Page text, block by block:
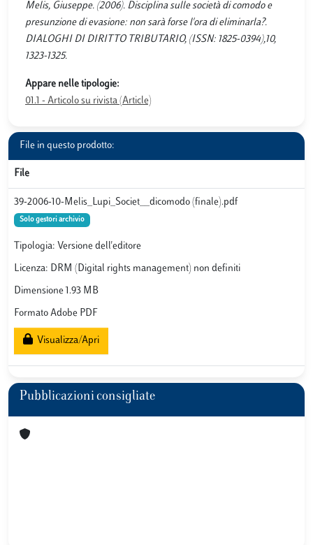
Melis, Giuseppe. (2006). Disciplina sulle società di comodo e
presunzione di evasione: non sarà forse l'ora di eliminarla?.
DIALOGHI DI DIRITTO TRIBUTARIO, (ISSN: 1825-0394),10,
1323-1325.
Appare nelle tipologie:
01.1 - Articolo su rivista (Article)
File in questo prodotto:
File
39-2006-10-Melis_Lupi_Societ__dicomodo (finale).pdf
Solo gestori archivio
Tipologia: Versione dell'editore
Licenza: DRM (Digital rights management) non definiti
Dimensione 1.93 MB
Formato Adobe PDF
Visualizza/Apri
Pubblicazioni consigliate